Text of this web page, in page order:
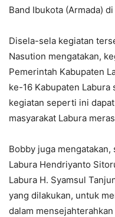
Band Ibukota (Armada)
Disela-sela kegiatan
Nasution mengatakan,
Pemerintah Kabupaten
ke-16 Kabupaten Labura
kegiatan seperti ini
masyarakat Labura
Bobby juga
Labura Hendriyanto
Labura H. Syamsul
yang dilakukan, untuk
dalam